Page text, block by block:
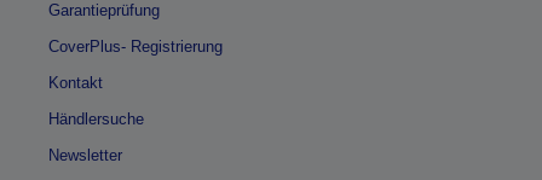
Garantieprüfung
CoverPlus- Registrierung
Kontakt
Händlersuche
Newsletter